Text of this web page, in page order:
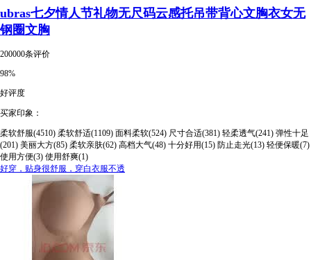
ubras七夕情人节礼物无尺码云感托吊带背心文胸衣女无
钢圈文胸
200000条评价
98%
好评度
买家印象：
柔软舒服(4510) 柔软舒适(1109) 面料柔软(524) 尺寸合适(381) 轻柔透气(241) 弹性十足
(201) 美丽大方(85) 柔软亲肤(62) 高档大气(48) 十分好用(15) 防止走光(13) 轻便保暖(7)
使用方便(3) 使用舒爽(1)
好穿，贴身很舒服，穿白衣服不透